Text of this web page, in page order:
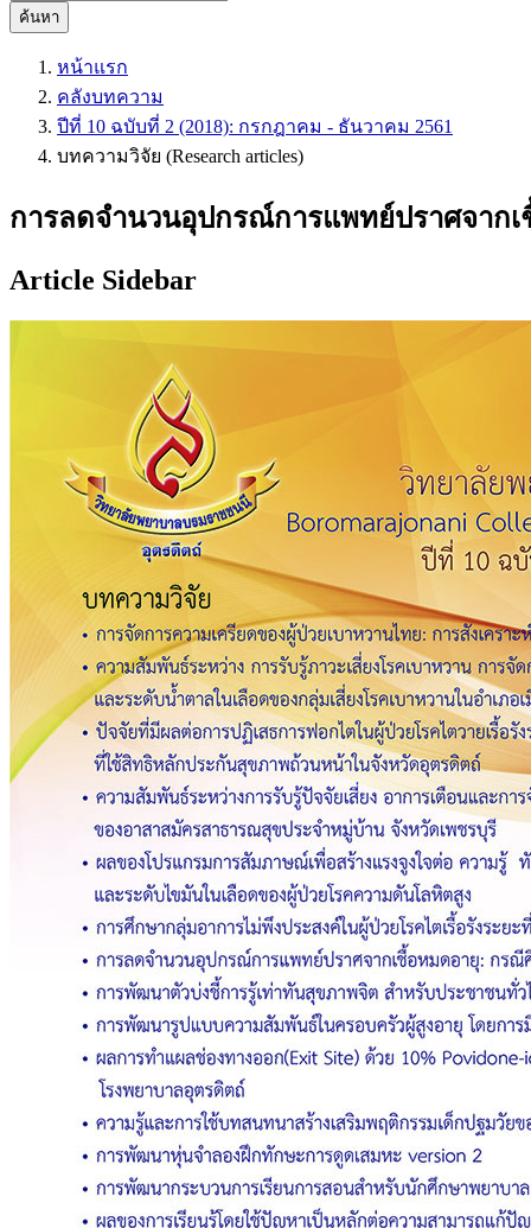
ค้นหา
หน้าแรก
คลังบทความ
ปีที่ 10 ฉบับที่ 2 (2018): กรกฎาคม - ธันวาคม 2561
บทความวิจัย (Research articles)
การลดจำนวนอุปกรณ์การแพทย์ปราศจาก
Article Sidebar